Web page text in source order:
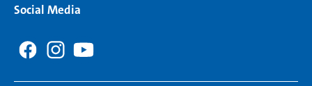
Social Media